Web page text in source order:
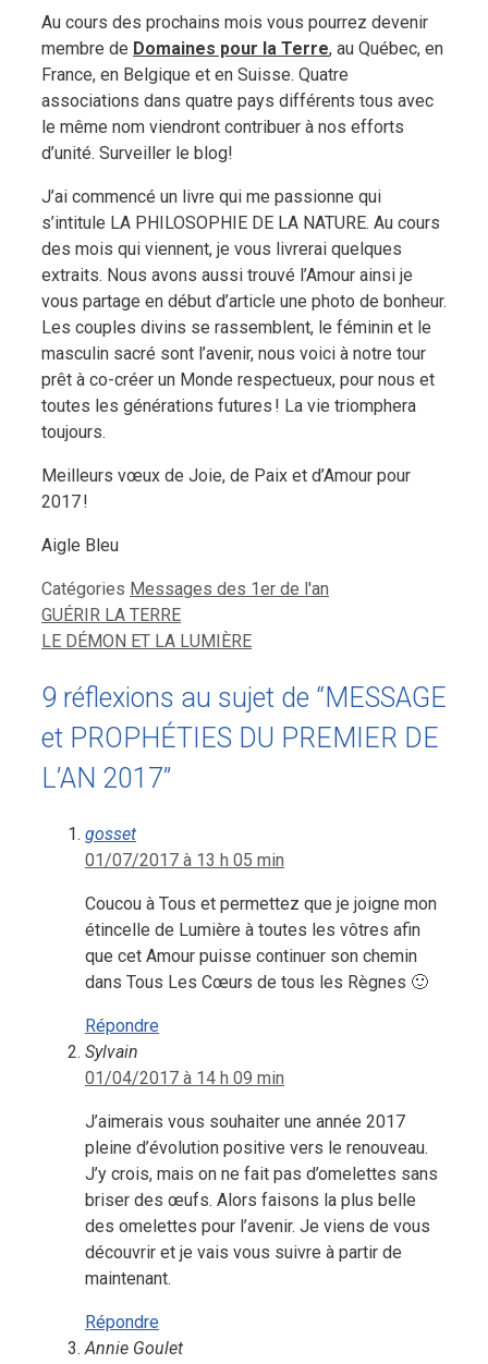
Au cours des prochains mois vous pourrez devenir
membre de Domaines pour la Terre, au Québec, en
France, en Belgique et en Suisse. Quatre
associations dans quatre pays différents tous avec
le même nom viendront contribuer à nos efforts
d’unité. Surveiller le blog!
J’ai commencé un livre qui me passionne qui
s’intitule LA PHILOSOPHIE DE LA NATURE. Au cours
des mois qui viennent, je vous livrerai quelques
extraits. Nous avons aussi trouvé l’Amour ainsi je
vous partage en début d’article une photo de bonheur.
Les couples divins se rassemblent, le féminin et le
masculin sacré sont l’avenir, nous voici à notre tour
prêt à co-créer un Monde respectueux, pour nous et
toutes les générations futures ! La vie triomphera
toujours.
Meilleurs vœux de Joie, de Paix et d’Amour pour
2017 !
Aigle Bleu
Catégories Messages des 1er de l'an
GUÉRIR LA TERRE
LE DÉMON ET LA LUMIÈRE
9 réflexions au sujet de “MESSAGE
et PROPHÉTIES DU PREMIER DE
L’AN 2017”
gosset
01/07/2017 à 13 h 05 min
Coucou à Tous et permettez que je joigne mon
étincelle de Lumière à toutes les vôtres afin
que cet Amour puisse continuer son chemin
dans Tous Les Cœurs de tous les Règnes 🙂
Répondre
Sylvain
01/04/2017 à 14 h 09 min
J’aimerais vous souhaiter une année 2017
pleine d’évolution positive vers le renouveau.
J’y crois, mais on ne fait pas d’omelettes sans
briser des œufs. Alors faisons la plus belle
des omelettes pour l’avenir. Je viens de vous
découvrir et je vais vous suivre à partir de
maintenant.
Répondre
Annie Goulet